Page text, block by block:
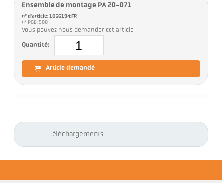
Ensemble de montage PA 20-071
n° d'article: 1066194:FR
n° PGB: 500
Vous pouvez nous demander cet article
Quantité:
Article demandé
Téléchargements